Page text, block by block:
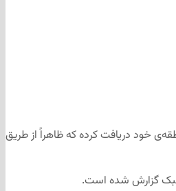
خود دریافت کرده که ظاهراً از طریق